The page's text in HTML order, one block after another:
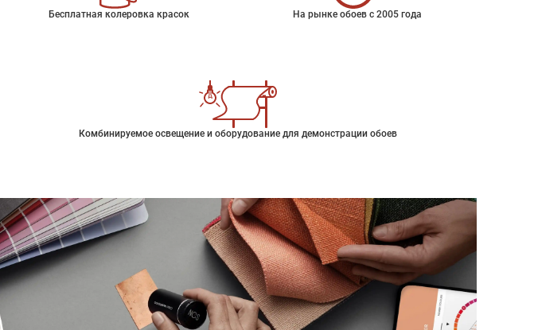
Бесплатная колеровка красок На рынке обоев с 2005 года
Комбинируемое освещение и оборудование для демонстрации обоев